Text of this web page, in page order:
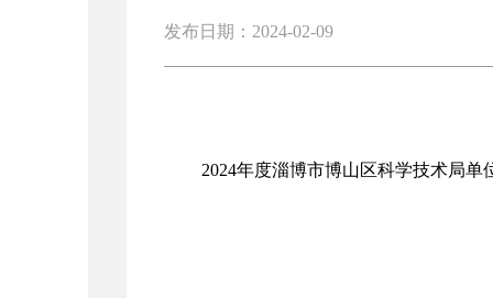
发布日期：2024-02-09
2024年度淄博市博山区科学技术局单